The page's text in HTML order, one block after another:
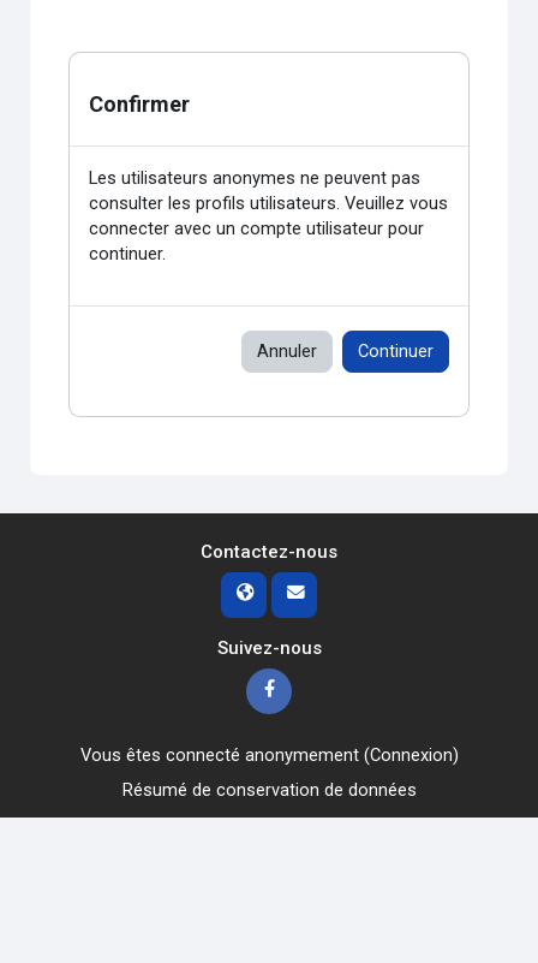
Confirmer
Les utilisateurs anonymes ne peuvent pas
consulter les profils utilisateurs. Veuillez vous
connecter avec un compte utilisateur pour
continuer.
Annuler Continuer
Contactez-nous
Suivez-nous
Vous êtes connecté anonymement (Connexion)
Résumé de conservation de données
Obtenir l’app mobile